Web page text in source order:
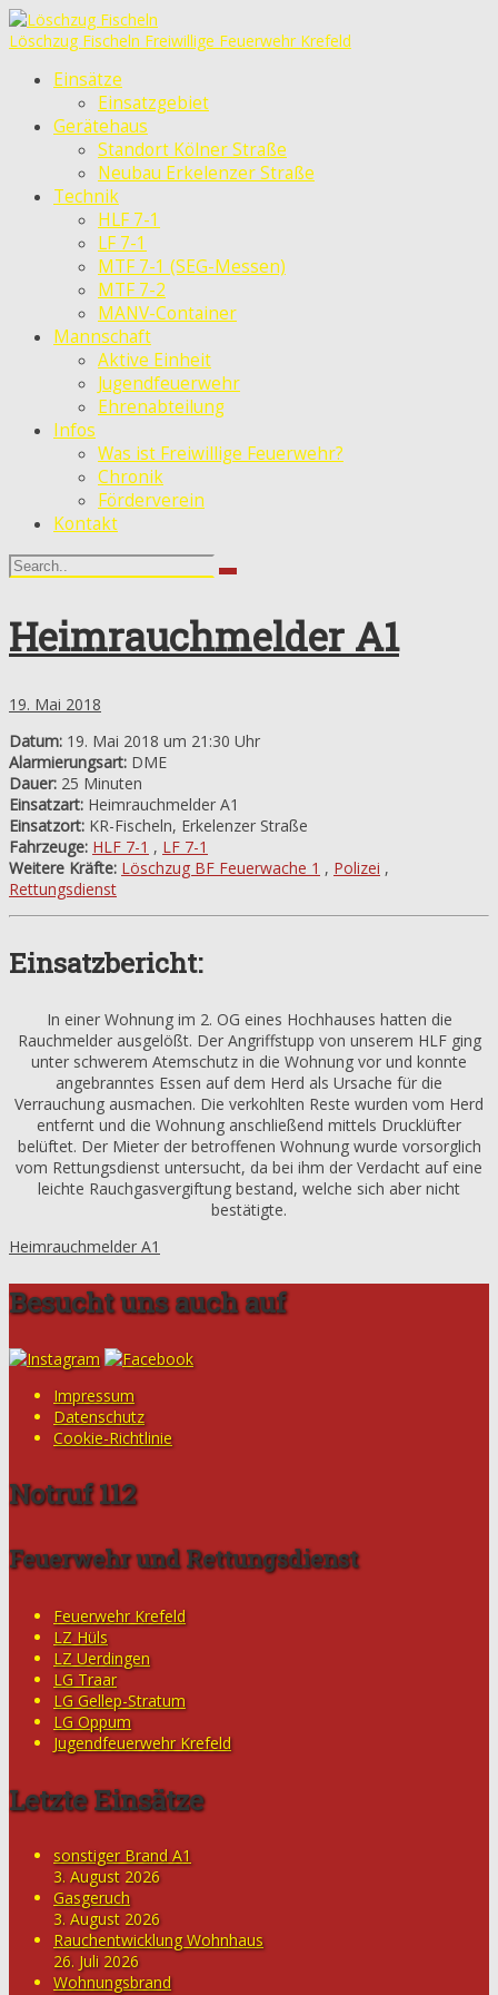
Löschzug Fischeln Freiwillige Feuerwehr Krefeld
Einsätze
Einsatzgebiet
Gerätehaus
Standort Kölner Straße
Neubau Erkelenzer Straße
Technik
HLF 7-1
LF 7-1
MTF 7-1 (SEG-Messen)
MTF 7-2
MANV-Container
Mannschaft
Aktive Einheit
Jugendfeuerwehr
Ehrenabteilung
Infos
Was ist Freiwillige Feuerwehr?
Chronik
Förderverein
Kontakt
Heimrauchmelder A1
19. Mai 2018
Datum: 19. Mai 2018 um 21:30 Uhr
Alarmierungsart: DME
Dauer: 25 Minuten
Einsatzart: Heimrauchmelder A1
Einsatzort: KR-Fischeln, Erkelenzer Straße
Fahrzeuge: HLF 7-1 , LF 7-1
Weitere Kräfte: Löschzug BF Feuerwache 1 , Polizei ,
Rettungsdienst
Einsatzbericht:
In einer Wohnung im 2. OG eines Hochhauses hatten die
Rauchmelder ausgelößt. Der Angriffstupp von unserem HLF ging
unter schwerem Atemschutz in die Wohnung vor und konnte
angebranntes Essen auf dem Herd als Ursache für die
Verrauchung ausmachen. Die verkohlten Reste wurden vom Herd
entfernt und die Wohnung anschließend mittels Drucklüfter
belüftet. Der Mieter der betroffenen Wohnung wurde vorsorglich
vom Rettungsdienst untersucht, da bei ihm der Verdacht auf eine
leichte Rauchgasvergiftung bestand, welche sich aber nicht
bestätigte.
Heimrauchmelder A1
Besucht uns auch auf
Impressum
Datenschutz
Cookie-Richtlinie
Notruf 112
Feuerwehr und Rettungsdienst
Feuerwehr Krefeld
LZ Hüls
LZ Uerdingen
LG Traar
LG Gellep-Stratum
LG Oppum
Jugendfeuerwehr Krefeld
Letzte Einsätze
sonstiger Brand A1
3. August 2026
Gasgeruch
3. August 2026
Rauchentwicklung Wohnhaus
26. Juli 2026
Wohnungsbrand